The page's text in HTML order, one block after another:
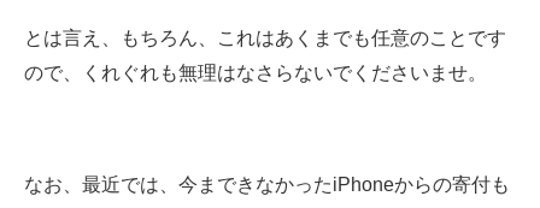
とは言え、もちろん、これはあくまでも任意のことです
ので、くれぐれも無理はなさらないでくださいませ。
なお、最近では、今まできなかったiPhoneからの寄付も